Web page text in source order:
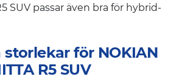
SUV passar även bra för hybrid-
för NOKIAN
R5 SUV